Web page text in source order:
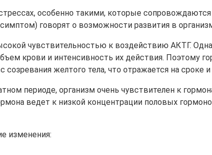
особенно такими, которые
говорят о возможности развития в
чувствительностью к воздействию АКТГ.
крови и интенсивность их действия. Поэтому
желтого тела, что отражается на сроке
периоде, организм очень чувствителен к
ведет к низкой концентрации половых
изменения: